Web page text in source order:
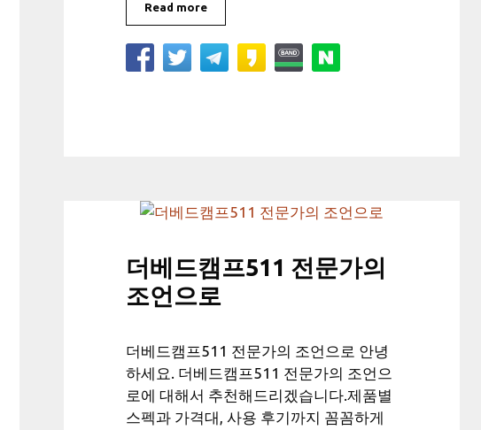
Read more
더베드캠프511 전문가의
조언으로
더베드캠프511 전문가의 조언으로 안녕
하세요. 더베드캠프511 전문가의 조언으
로에 대해서 추천해드리겠습니다.제품별
스펙과 가격대, 사용 후기까지 꼼꼼하게